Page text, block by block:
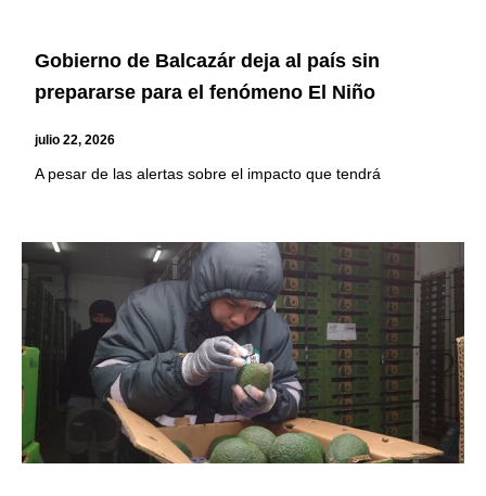
Gobierno de Balcazár deja al país sin
prepararse para el fenómeno El Niño
julio 22, 2026
A pesar de las alertas sobre el impacto que tendrá